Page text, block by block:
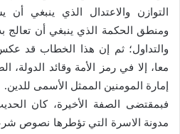
ن
ي
ا
التوازن والاعتدال الذي ينبغي أن
ومنطق الحكمة الذي ينبغي أن تعالج
والتداول؛ ثم إن هذا الخطاب قد
معا، إلا في رمز الأمة وقائد الدولة،
إمارة المومنين الممثل الأسمى للدين.
فبمقتضى الصفة الأخيرة، كان
مدونة الاسرة التي تؤطرها نصوص